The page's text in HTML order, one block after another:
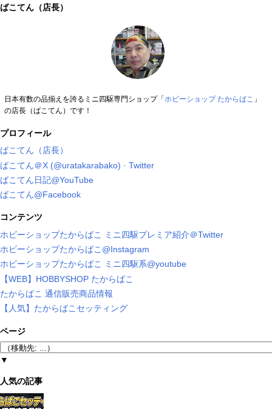
ばこてん（店長）
日本有数の品揃えを誇るミニ四駆専門ショップ「 ホビーショップ たからばこ 」
の店長（ばこてん）です！
プロフィール
ばこてん（店長）
ばこてん＠X (@uratakarabako) · Twitter
ばこてん日記@YouTube
ばこてん@Facebook
コンテンツ
ホビーショップたからばこ ミニ四駆プレミア紹介＠Twitter
ホビーショップたからばこ@Instagram
ホビーショップたからばこ ミニ四駆系@youtube
【WEB】HOBBYSHOP たからばこ
たからばこ 通信販売商品情報
【人気】たからばこセッティング
ページ
▼
人気の記事